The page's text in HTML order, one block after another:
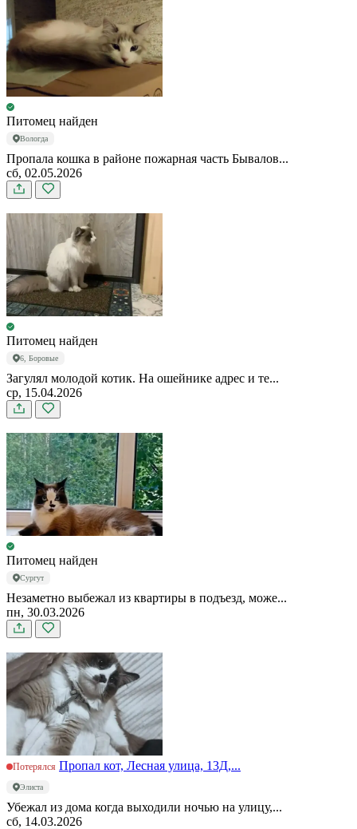
Питомец найден
Вологда
Пропала кошка в районе пожарная часть Бывалов...
сб, 02.05.2026
Питомец найден
6, Боровые
Загулял молодой котик. На ошейнике адрес и те...
ср, 15.04.2026
Питомец найден
Сургут
Незаметно выбежал из квартиры в подъезд, може...
пн, 30.03.2026
Потерялся Пропал кот, Лесная улица, 13Д,...
Элиста
Убежал из дома когда выходили ночью на улицу,...
сб, 14.03.2026